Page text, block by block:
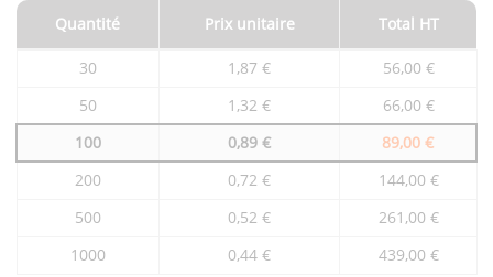
fonction
la
quantité
Quantité Prix unitaire Total HT
30 1,87 €
56,00 €
50
1,32 €
66,00 €
100
0,89 €
89,00 €
200
0,72 €
144,00 €
500
0,52 €
261,00 €
1000
0,44 € 439,00 €